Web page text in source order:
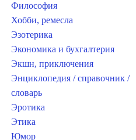
Философия
Хобби, ремесла
Эзотерика
Экономика и бухгалтерия
Экшн, приключения
Энциклопедия / справочник /
словарь
Эротика
Этика
Юмор